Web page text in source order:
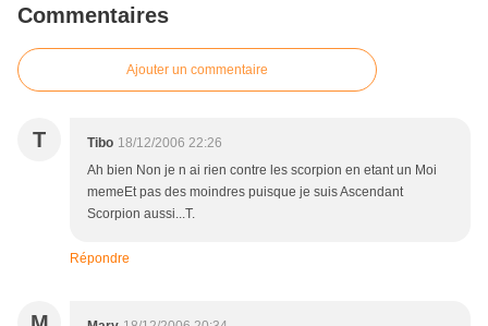
Commentaires
Ajouter un commentaire
T Tibo 18/12/2006 22:26
Ah bien Non je n ai rien contre les scorpion en etant un Moi
memeEt pas des moindres puisque je suis Ascendant
Scorpion aussi...T.
Répondre